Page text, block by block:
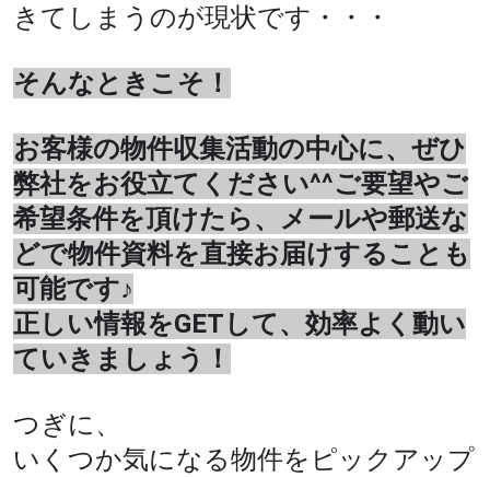
きてしまうのが現状です・・・
そんなときこそ！
お客様の物件収集活動の中心に、ぜひ
弊社をお役立てください^^ご要望やご
希望条件を頂けたら、メールや郵送な
どで物件資料を直接お届けすることも
可能です♪
正しい情報をGETして、効率よく動い
ていきましょう！
つぎに、
いくつか気になる物件をピックアップ